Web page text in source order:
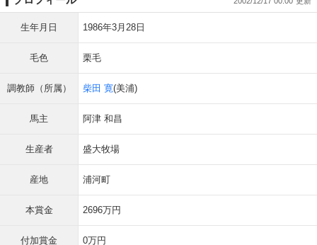
生年月日 1986年3月28日
毛色 栗毛
調教師（所属） 柴田 寛(美浦)
馬主 阿津 和昌
生産者 盛大牧場
産地 浦河町
本賞金 2696万円
付加賞金 0万円